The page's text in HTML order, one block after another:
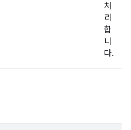
처
리
합
니
다.